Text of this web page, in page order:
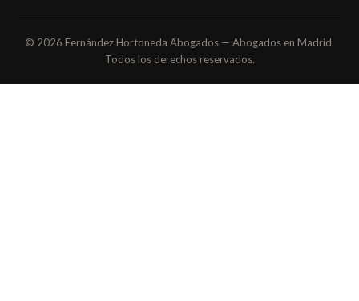
© 2026 Fernández Hortoneda Abogados — Abogados en Madrid.
Todos los derechos reservados.